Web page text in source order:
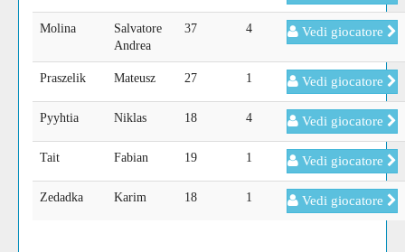
Molina
Salvatore
Andrea
37 4 Vedi giocatore
Praszelik Mateusz 27 1 Vedi giocatore
Pyyhtia Niklas 18 4 Vedi giocatore
Tait Fabian 19 1 Vedi giocatore
Zedadka Karim 18 1 Vedi giocatore